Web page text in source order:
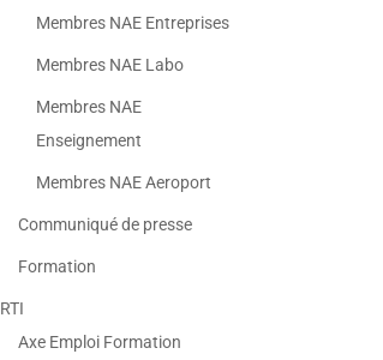
Membres NAE Entreprises
Membres NAE Labo
Membres NAE
Enseignement
Membres NAE Aeroport
Communiqué de presse
Formation
RTI
Axe Emploi Formation